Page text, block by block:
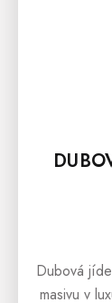
Dubová
masivu v